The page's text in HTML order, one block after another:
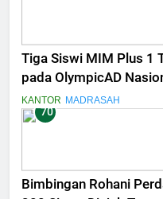
Tiga Siswi MIM Plus 1
pada OlympicAD
KANTOR MADRASAH
70
Bimbingan Rohani